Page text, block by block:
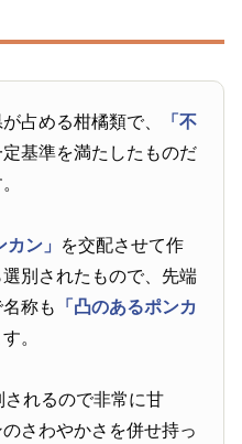
占める柑橘類で、
「不
基準を満たしたものだ
カン」 を交配させて作
選別されたもので、先端
称も
「凸のあるポンカ
。
れるので非常に甘
さわやかさを併せ持っ